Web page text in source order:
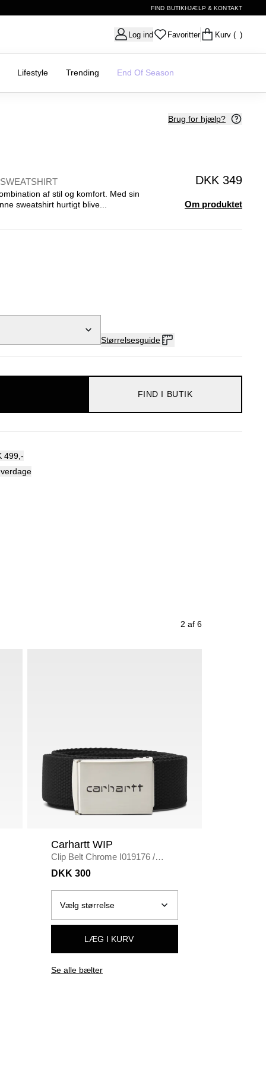
FIND BUTIKHJÆLP & KONTAKT
Log ind Favoritter Kurv ( )
Lifestyle Trending End Of Season
Brug for hjælp?
DKK 349
af stil og komfort. Med sin
sweatshirt hurtigt blive...
Om produktet
Størrelsesguide
FIND I BUTIK
499,-
2 af 6
Carhartt WIP
Clip Belt Chrome I019176 /
BLACK
DKK 300
LÆG I KURV
Se alle bælter